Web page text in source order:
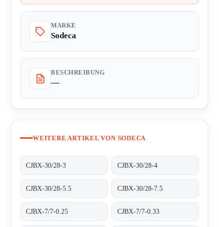
MARKE
Sodeca
BESCHREIBUNG
—
WEITERE ARTIKEL VON SODECA
CJBX-30/28-3 CJBX-30/28-4
CJBX-30/28-5.5 CJBX-30/28-7.5
CJBX-7/7-0.25 CJBX-7/7-0.33